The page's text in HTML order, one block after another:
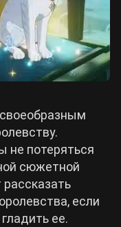
не потеряться
сюжетной
если
ее.